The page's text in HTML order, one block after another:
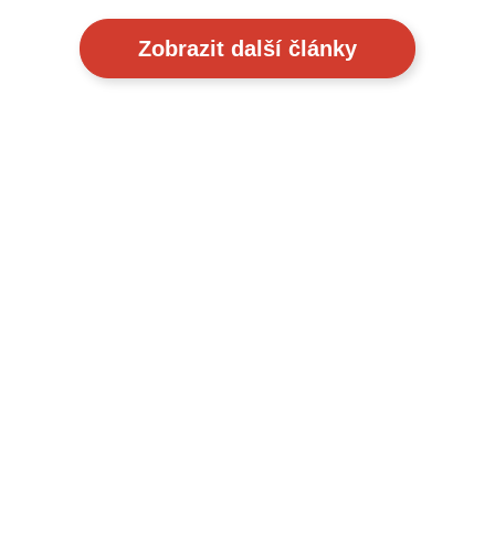
Zobrazit další články